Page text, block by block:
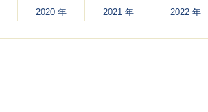
2020 年 2021 年 2022 年